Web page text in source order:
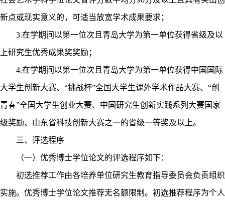
新点或现实意义的，可适当放宽学术成果要求；
3.在学期间以第一位次且青岛大学为第一单位获得省级及以
上研究生优秀成果奖奖励；
4.在学期间以第一位次且青岛大学为第一单位获得中国国际
大学生创新大赛、“挑战杯”全国大学生课外学术作品大赛、“创
青春”全国大学生创业大赛、中国研究生创新实践系列大赛国家
级奖励、山东省科技创新大赛之一的省级一等奖及以上。
三、评选程序
（一）优秀博士学位论文的评选程序如下：
初选推荐工作由各培养单位研究生教育指导委员会负责组织
实施。优秀博士学位论文推荐无名额限制。初选推荐程序为个人